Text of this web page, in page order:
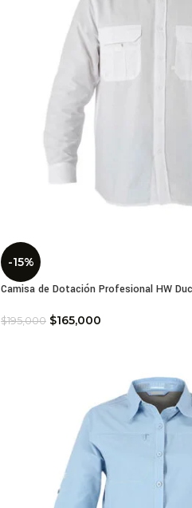
-15%
Camisa de Dotación Profesional HW
$195,000 $165,000